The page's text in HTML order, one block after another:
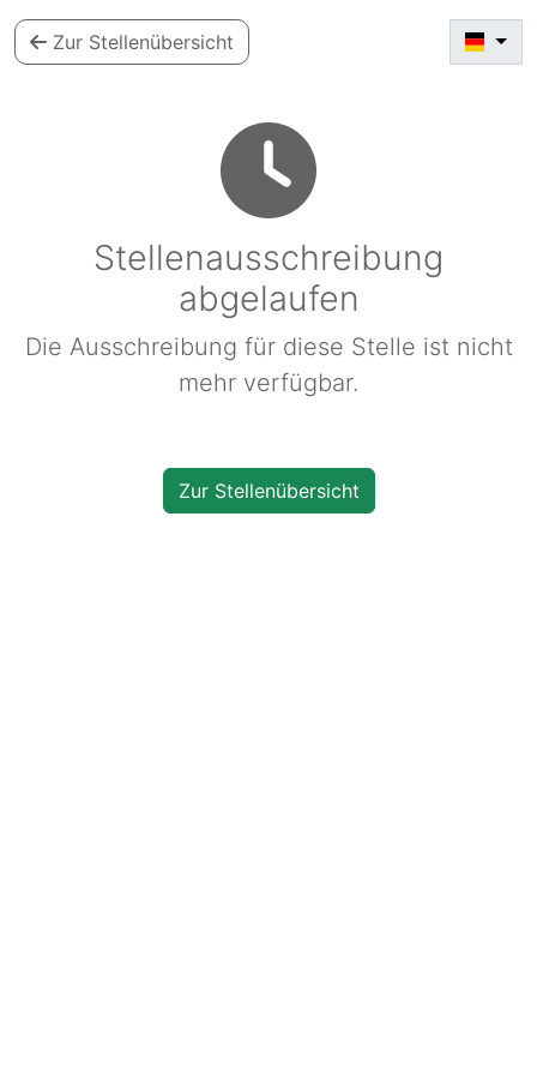
Zur Stellenübersicht
Stellenausschreibung
abgelaufen
Die Ausschreibung für diese Stelle ist nicht
mehr verfügbar.
Zur Stellenübersicht